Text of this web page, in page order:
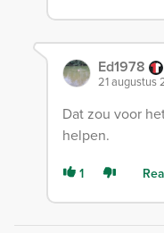
Ed1978
21 augustus
Dat zou voor
helpen.
1